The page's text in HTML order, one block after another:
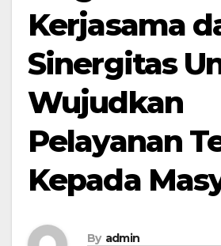
Kerjasama
Sinergitas
Wujudkan
Pelayanan
Kepada
By admin